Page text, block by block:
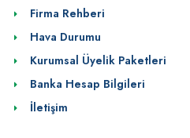
Firma Rehberi
Hava Durumu
Kurumsal Üyelik Paketleri
Banka Hesap Bilgileri
İletişim